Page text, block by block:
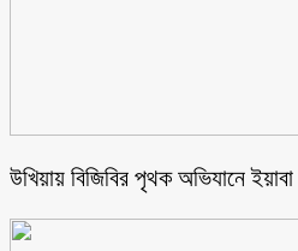
উখিয়ায় বিজিবির পৃথক অভিযানে